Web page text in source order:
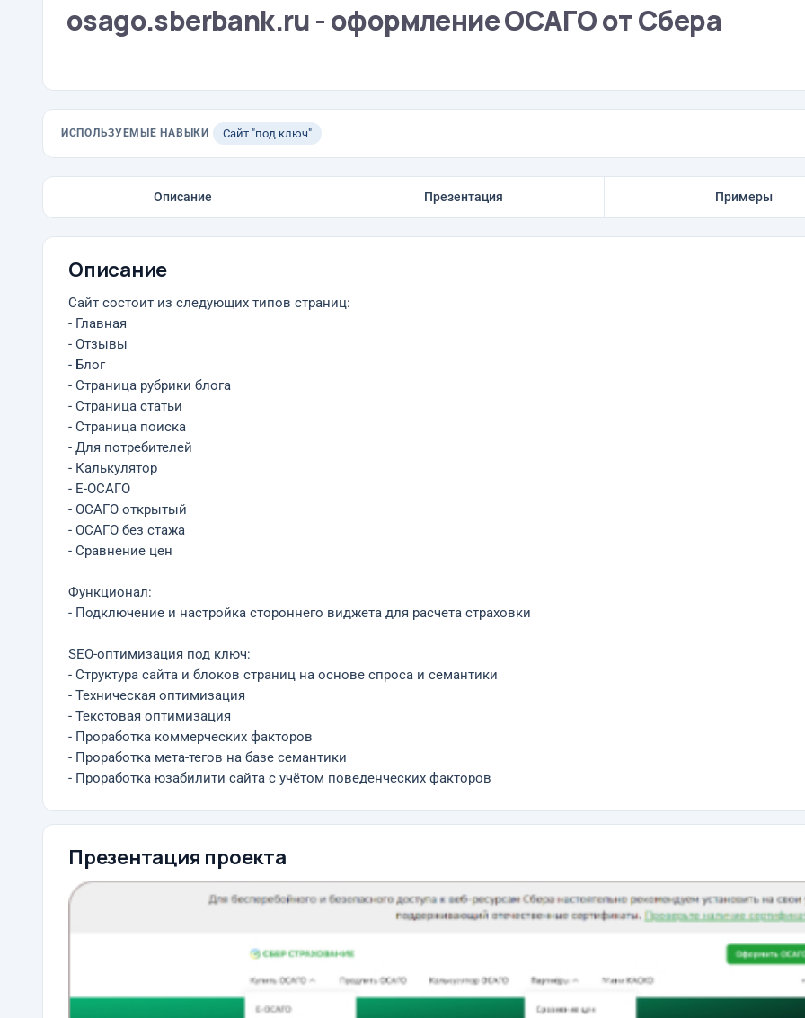
osago.sberbank.ru - оформление ОСАГО от Сбера
ИСПОЛЬЗУЕМЫЕ НАВЫКИ Сайт "под ключ"
Описание Презентация Примеры
Описание
Сайт состоит из следующих типов страниц:
- Главная
- Отзывы
- Блог
- Страница рубрики блога
- Страница статьи
- Страница поиска
- Для потребителей
- Калькулятор
- Е-ОСАГО
- ОСАГО открытый
- ОСАГО без стажа
- Сравнение цен
Функционал:
- Подключение и настройка стороннего виджета для расчета страховки
SEO-оптимизация под ключ:
- Структура сайта и блоков страниц на основе спроса и семантики
- Техническая оптимизация
- Текстовая оптимизация
- Проработка коммерческих факторов
- Проработка мета-тегов на базе семантики
- Проработка юзабилити сайта с учётом поведенческих факторов
Презентация проекта